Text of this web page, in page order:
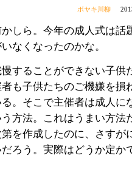
ボヤキ川柳
しら。今年の成人式は話
なくなったのかな。
することができない子供
も子供たちのご機嫌を損
。そこで主催者は成人に
方法。これはうまい方法
を作成したのに、さすが
ろう。実際はどうか定か